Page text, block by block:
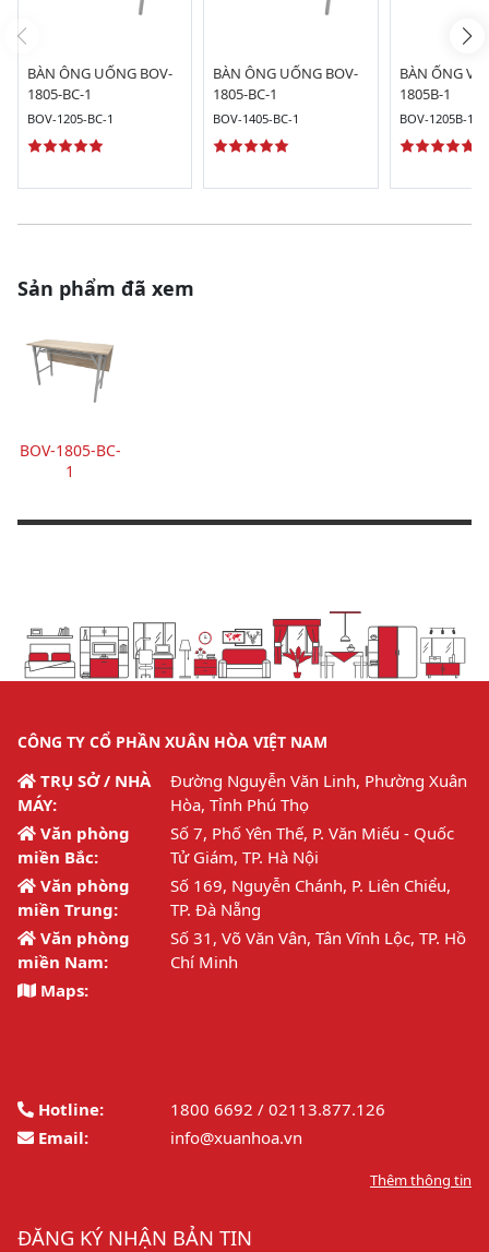
BÀN ÔNG UỐNG BOV-
1805-BC-1
BOV-1205-BC-1
BÀN ÔNG UỐNG BOV-
1805-BC-1
BOV-1405-BC-1
BÀN ỐNG
1805B-1
BOV-1205B-1
Sản phẩm đã xem
BOV-1805-BC-
1
CÔNG TY CỔ PHẦN XUÂN HÒA VIỆT NAM
TRỤ SỞ / NHÀ
MÁY:
Đường Nguyễn Văn Linh, Phường Xuân
Hòa, Tỉnh Phú Thọ
Văn phòng
miền Bắc:
Số 7, Phố Yên Thế, P. Văn Miếu - Quốc
Tử Giám, TP. Hà Nội
Văn phòng
miền Trung:
Số 169, Nguyễn Chánh, P. Liên Chiểu,
TP. Đà Nẵng
Văn phòng
miền Nam:
Số 31, Võ Văn Vân, Tân Vĩnh Lộc, TP. Hồ
Chí Minh
Maps:
Hotline:
1800 6692 / 02113.877.126
Email:
info@xuanhoa.vn
Thêm thông tin
ĐĂNG KÝ NHẬN BẢN TIN